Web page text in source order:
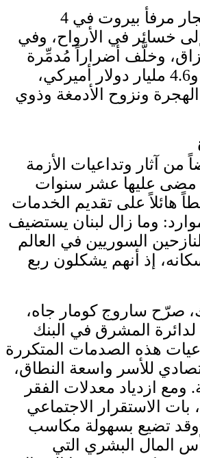
وأخيراً، أدَّى انفجار مرفأ بيروت في 4
خسائر في الأرواح، وفي
وخلَّف أضراراً مُدمِّرة
تُقدّر ما بين 3.8 و4.6 مليار دولار أميركي،
ونزوح الأدمغة وذوي
من آثار وتداعيات الأزمة
مضى عليها عشر سنوات
هائلاً على تقديم الخدمات
وما زال لبنان يستضيف
السوريين في العالم
إذ أنهم يشكلون ربع
صرّح ساروج كومار جاه،
لدائرة المشرق في البنك
هذه الصدمات المتكررة
للأسر واسعة النطاق،
ومع ازدياد معدلات الفقر
بات الاستقرار الاجتماعي
تضيع بسهولة مكاسب
المال البشري التي